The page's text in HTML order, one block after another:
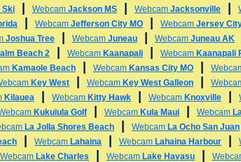
Ski Webcam Jackson MS Webcam Jacksonville
Webcam Jefferson City MO Webcam Jersey
Joshua Tree Webcam Juneau Webcam Juneau AK
Beach 2 Webcam Kaanapali Webcam Kaanapali
Kamaole Beach Webcam Kansas City MO
Key West Webcam Key West Galleon
Kilauea Webcam Kitty Hawk Webcam Knoxville
Kukuiula Golf Webcam Kula Maui Webcam
La Jolla Shores Beach Webcam La Ocho San Juan
Webcam Lahaina Webcam Lahaina Harbour
Webcam Lake Charles Webcam Lake Havasu